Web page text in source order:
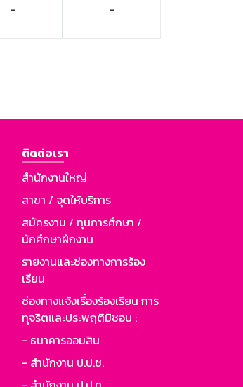
- -
ติดต่อเรา
สำนักงานใหญ่
สาขา / จุดให้บริการ
สมัครงาน / ทุนการศึกษา /
นักศึกษาฝึกงาน
รายงานและช่องทางการร้อง
เรียน
ช่องทางแจ้งเรื่องร้องเรียน การ
ทุจริตและประพฤติมิชอบ :
- ธนาคารออมสิน
- สำนักงาน ป.ป.ช.